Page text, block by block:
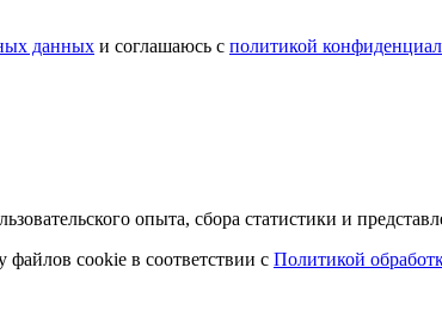
данных и соглашаюсь с политикой
опыта, сбора статистики и
файлов cookie в соответствии с Политикой